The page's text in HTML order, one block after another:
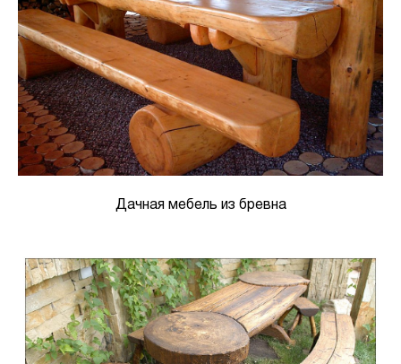
Дачная мебель из бревна